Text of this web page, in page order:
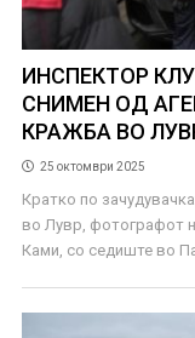
ИНСПЕКТОР
СНИМЕН ОД
КРАЖБА ВО
25 октомври 2025
Кратко по
во Лувр, фотографот
Ками, со седиште во